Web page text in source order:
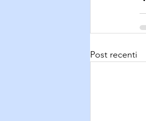
Post recenti